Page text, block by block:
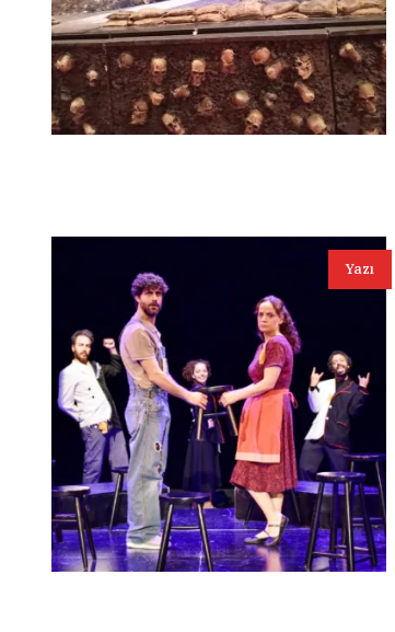
Yazı